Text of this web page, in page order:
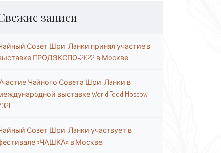
записи
Совет Шри-Ланки принял участие в
ПРОДЭКСПО-2022 в Москве
Чайного Совета Шри-Ланки в
выставке World Food Moscow
Совет Шри-Ланки участвует в
«ЧАШКА» в Москве.